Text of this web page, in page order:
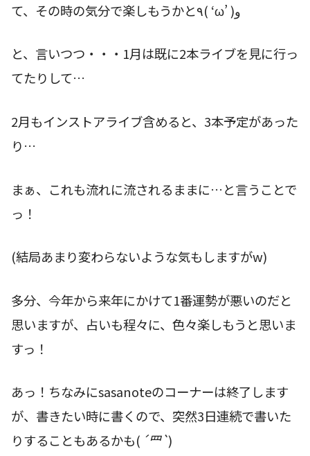
て、その時の気分で楽しもうかと٩( ‘ω’ )و
と、言いつつ・・・1月は既に2本ライブを見に行っ
てたりして…
2月もインストアライブ含めると、3本予定があった
り…
まぁ、これも流れに流されるままに…と言うことで
っ！
(結局あまり変わらないような気もしますがw)
多分、今年から来年にかけて1番運勢が悪いのだと
思いますが、占いも程々に、色々楽しもうと思いま
すっ！
あっ！ちなみにsasanoteのコーナーは終了します
が、書きたい時に書くので、突然3日連続で書いた
りすることもあるかも( ´罒`)